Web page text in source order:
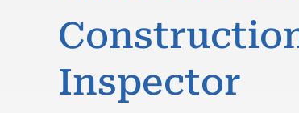
Inspector